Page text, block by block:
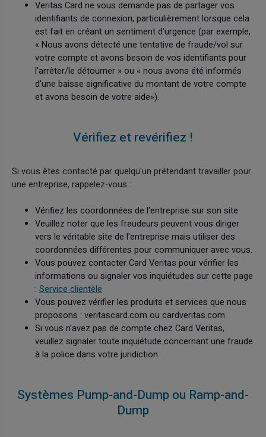
Veritas Card ne vous demande pas de partager vos
identifiants de connexion, particulièrement lorsque cela
est fait en créant un sentiment d'urgence (par exemple,
« Nous avons détecté une tentative de fraude/vol sur
votre compte et avons besoin de vos identifiants pour
l'arrêter/le détourner » ou « nous avons été informés
d'une baisse significative du montant de votre compte
et avons besoin de votre aide»).
Vérifiez et revérifiez !
Si vous êtes contacté par quelqu'un prétendant travailler pour
une entreprise, rappelez-vous :
Vérifiez les coordonnées de l'entreprise sur son site
Veuillez noter que les fraudeurs peuvent vous diriger
vers le véritable site de l'entreprise mais utiliser des
coordonnées différentes pour communiquer avec vous.
Vous pouvez contacter Card Veritas pour vérifier les
informations ou signaler vos inquiétudes sur cette page
: Service clientèle
Vous pouvez vérifier les produits et services que nous
proposons : veritascard.com ou cardveritas.com
Si vous n'avez pas de compte chez Card Veritas,
veuillez signaler toute inquiétude concernant une fraude
à la police dans votre juridiction.
Systèmes Pump-and-Dump ou Ramp-and-
Dump